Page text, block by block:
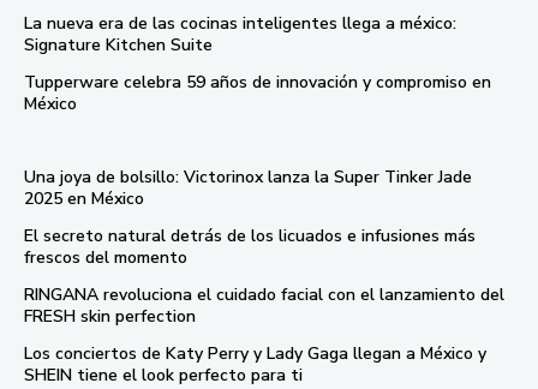
La nueva era de las cocinas inteligentes llega a méxico:
Signature Kitchen Suite
Tupperware celebra 59 años de innovación y compromiso en
México
Una joya de bolsillo: Victorinox lanza la Super Tinker Jade
2025 en México
El secreto natural detrás de los licuados e infusiones más
frescos del momento
RINGANA revoluciona el cuidado facial con el lanzamiento del
FRESH skin perfection
Los conciertos de Katy Perry y Lady Gaga llegan a México y
SHEIN tiene el look perfecto para ti